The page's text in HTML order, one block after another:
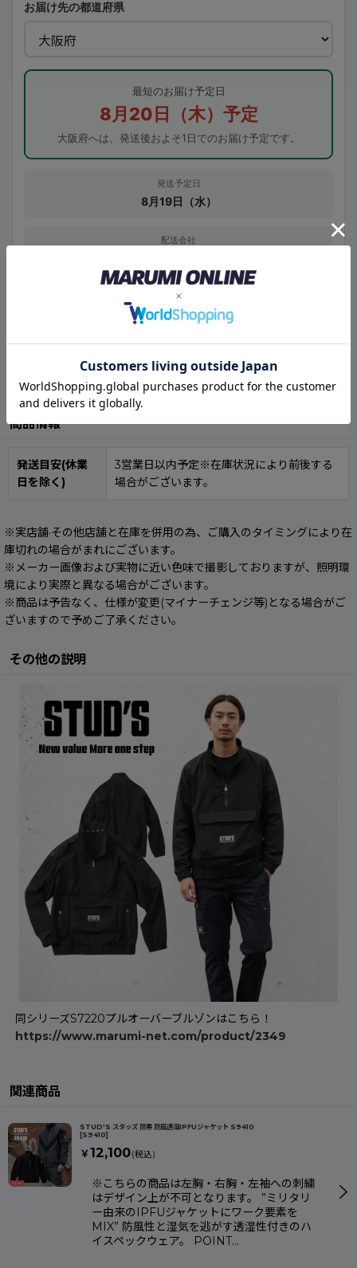
お届け先の都道府県
最短のお届け予定日
8月20日（木）予定
大阪府へは、発送後およそ1日でのお届け予定です。
発送予定日
8月19日（水）
配送会社
※表示日は目安です。在庫状況、メーカー欠品、決済確認、交通事情、天候、
配送会社の状況により前後する場合があります。
※北海道・沖縄・離島・一部山間部は、表示日よりお時間をいただく場合があ
商品情報
発送目安(休業
日を除く)
3営業日以内予定※在庫状況により前後する
場合がございます。
※実店舗·その他店舗と在庫を併用の為、ご購入のタイミングにより在
庫切れの場合がまれにございます。
※メーカー画像および実物に近い色味で撮影しておりますが、照明環
境により実際と異なる場合がございます。
※商品は予告なく、仕様が変更(マイナーチェンジ等)となる場合がご
ざいますので予めご了承ください。
その他の説明
同シリーズS7220プルオーバーブルゾンはこちら！
https://www.marumi-net.com/product/2349
関連商品
STUD'S スタッズ 防寒 防風透湿IPFUジャケット S9410
[S9410]
￥ 12,100(税込)
※こちらの商品は左胸・右胸・左袖への刺繍
はデザイン上が不可となります。 ”ミリタリ
ー由来のIPFUジャケットにワーク要素を
MIX” 防風性と湿気を逃がす透湿性付きのハ
イスペックウェア。 POINT…